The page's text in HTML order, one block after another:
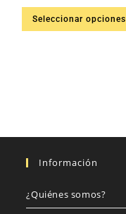
Seleccionar opciones
Información
¿Quiénes somos?